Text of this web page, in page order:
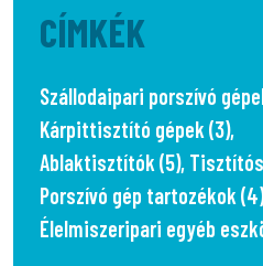
CÍMKÉK
Szállodaipari porszívó
Kárpittisztító gépek (3),
Ablaktisztítók (5),
Porszívó gép tartozékok (4)
Élelmiszeripari egyéb